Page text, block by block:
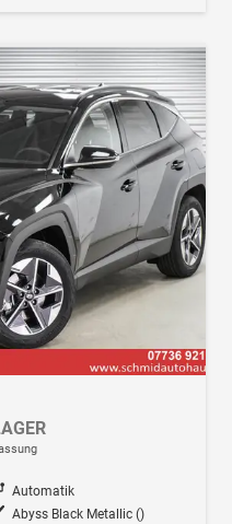
Automatik
Abyss Black Metallic ()